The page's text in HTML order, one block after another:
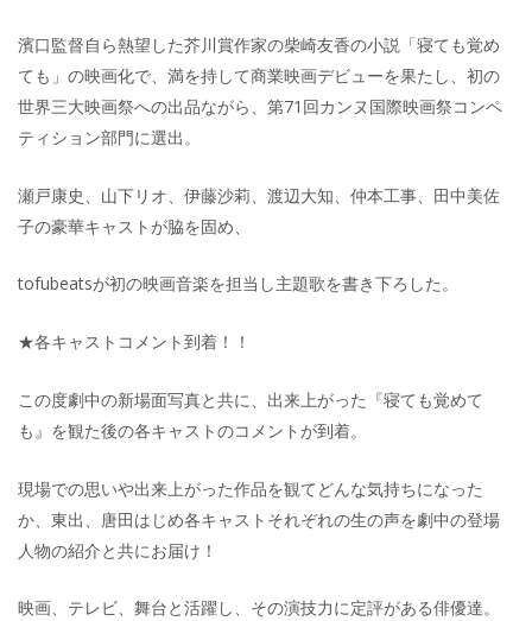
濱口監督自ら熱望した芥川賞作家の柴崎友香の小説「寝ても覚め
ても」の映画化で、満を持して商業映画デビューを果たし、初の
世界三大映画祭への出品ながら、第71回カンヌ国際映画祭コンペ
ティション部門に選出。
瀬戸康史、山下リオ、伊藤沙莉、渡辺大知、仲本工事、田中美佐
子の豪華キャストが脇を固め、
tofubeatsが初の映画音楽を担当し主題歌を書き下ろした。
★各キャストコメント到着！！
この度劇中の新場面写真と共に、出来上がった『寝ても覚めて
も』を観た後の各キャストのコメントが到着。
現場での思いや出来上がった作品を観てどんな気持ちになった
か、東出、唐田はじめ各キャストそれぞれの生の声を劇中の登場
人物の紹介と共にお届け！
映画、テレビ、舞台と活躍し、その演技力に定評がある俳優達。